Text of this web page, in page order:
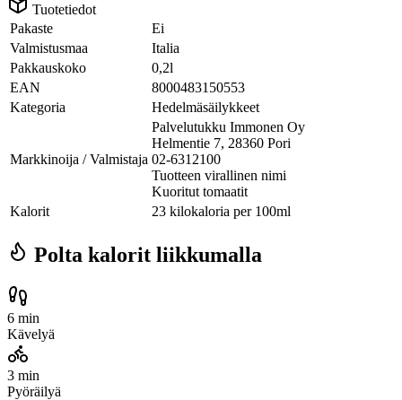
Tuotetiedot
Pakaste
Ei
Valmistusmaa
Italia
Pakkauskoko
0,2l
EAN
8000483150553
Kategoria
Hedelmäsäilykkeet
Markkinoija / Valmistaja
Palvelutukku Immonen Oy
Helmentie 7, 28360 Pori
02-6312100
Tuotteen virallinen nimi
Kuoritut tomaatit
Kalorit
23 kilokaloria per 100ml
Polta kalorit liikkumalla
6 min
Kävelyä
3 min
Pyöräilyä